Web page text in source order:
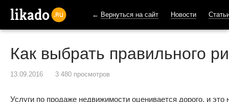
← Вернуться на сайт Новости
Как выбрать правильного
13.09.2016 3 480 просмотров
Услуги по продаже недвижимости оценивается дорого, и это